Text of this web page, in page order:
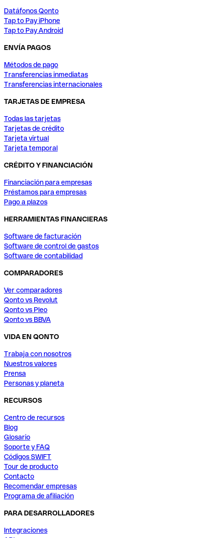
Datáfonos Qonto
Tap to Pay iPhone
Tap to Pay Android
ENVÍA PAGOS
Métodos de pago
Transferencias inmediatas
Transferencias internacionales
TARJETAS DE EMPRESA
Todas las tarjetas
Tarjetas de crédito
Tarjeta virtual
Tarjeta temporal
CRÉDITO Y FINANCIACIÓN
Financiación para empresas
Préstamos para empresas
Pago a plazos
HERRAMIENTAS FINANCIERAS
Software de facturación
Software de control de gastos
Software de contabilidad
COMPARADORES
Ver comparadores
Qonto vs Revolut
Qonto vs Pleo
Qonto vs BBVA
VIDA EN QONTO
Trabaja con nosotros
Nuestros valores
Prensa
Personas y planeta
RECURSOS
Centro de recursos
Blog
Glosario
Soporte y FAQ
Códigos SWIFT
Tour de producto
Contacto
Recomendar empresas
Programa de afiliación
PARA DESARROLLADORES
Integraciones